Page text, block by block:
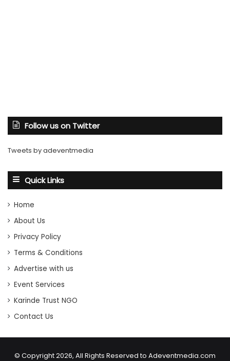
Follow us on Twitter
Tweets by adeventmedia
Quick Links
Home
About Us
Privacy Policy
Terms & Conditions
Advertise with us
Event Services
Karinde Trust NGO
Contact Us
© Copyright 2026, All Rights Reserved to Adeventmedia.com